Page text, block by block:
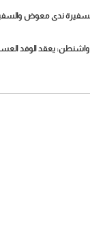
ندى معوض والسفير
يعقد الوفد